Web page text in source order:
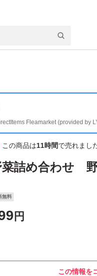
Fleamarket (provided by
この商品は11時間で売れまし
菜詰め合わせ
無料
円
この情報を